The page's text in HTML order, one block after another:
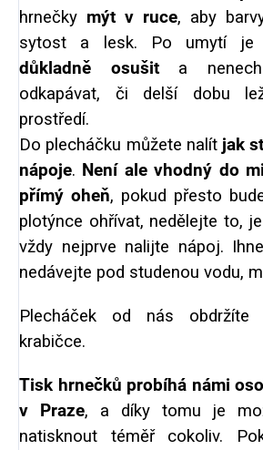
hrnečky mýt v ruce, aby
sytost a lesk. Po umytí je
důkladně osušita
odkapávat, či delší dobu
prostředí.
Do plecháčku můžete nalít jak
nápoje. Není ale vhodný do
přímý oheň, pokud přesto
plotýnce ohřívat, nedělejte to,
vždy nejprve nalijte nápoj.
nedávejte pod studenou vodu,
Plecháček od nás
krabičce.
Tisk hrnečků probíhá námi
v Praze, a díky tomu je
natisknout téměř cokoliv.